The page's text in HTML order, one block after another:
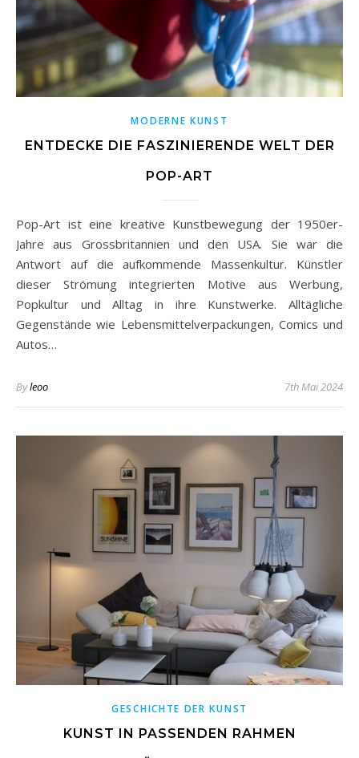
MODERNE KUNST
ENTDECKE DIE FASZINIERENDE WELT DER
POP-ART
Pop-Art ist eine kreative Kunstbewegung der 1950er-
Jahre aus Grossbritannien und den USA. Sie war die
Antwort auf die aufkommende Massenkultur. Künstler
dieser Strömung integrierten Motive aus Werbung,
Popkultur und Alltag in ihre Kunstwerke. Alltägliche
Gegenstände wie Lebensmittelverpackungen, Comics und
Autos…
Byleoo 7th Mai 2024
GESCHICHTE DER KUNST
KUNST IN PASSENDEN RAHMEN